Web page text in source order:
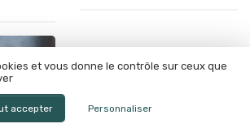
et vous donne le contrôle sur ceux que
accepter Personnaliser